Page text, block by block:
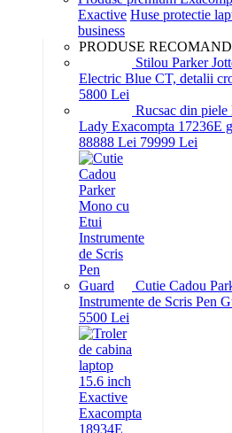
Exactive Huse protectie
business
PRODUSE
Stilou Parker
Electric Blue CT, detalii
5800 Lei
Rucsac din
Lady Exacompta 17236E
88888 Lei 79999 Lei
Cutie Cadou
Instrumente de Scris Pen
5500 Lei